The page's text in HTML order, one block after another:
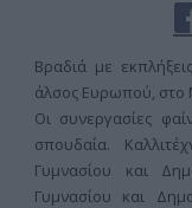
Βραδιά με
άλσος Ευρωπού, στο
Οι συνεργασίες
σπουδαία.
Γυμνασίου και
Γυμνασίου και